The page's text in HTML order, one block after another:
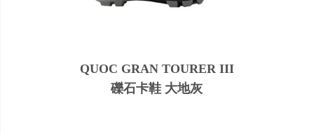
QUOC GRAN TOURER III
礫石卡鞋 大地灰